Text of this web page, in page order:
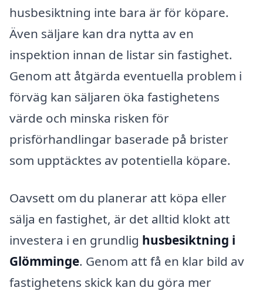
husbesiktning inte bara är för köpare.
Även säljare kan dra nytta av en
inspektion innan de listar sin fastighet.
Genom att åtgärda eventuella problem i
förväg kan säljaren öka fastighetens
värde och minska risken för
prisförhandlingar baserade på brister
som upptäcktes av potentiella köpare.
Oavsett om du planerar att köpa eller
sälja en fastighet, är det alltid klokt att
investera i en grundlig husbesiktning i
Glömminge. Genom att få en klar bild av
fastighetens skick kan du göra mer